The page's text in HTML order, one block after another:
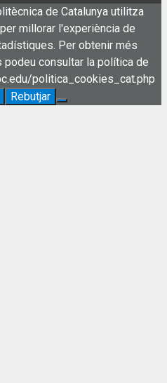
de Catalunya utilitza
millorar l'experiència de
Per obtenir més
consultar la política de
politica_cookies_cat.php
Rebutjar